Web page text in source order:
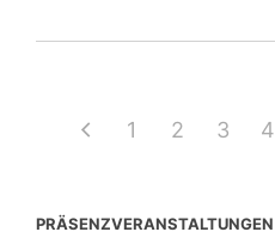
1 2 3 4
PRÄSENZVERANSTALTUNGEN